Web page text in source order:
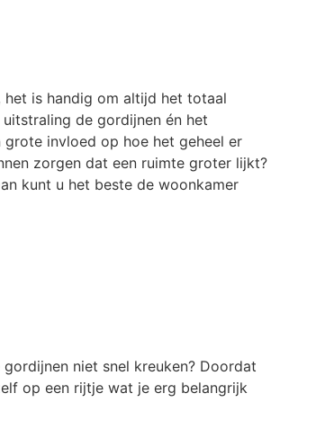
is handig om altijd het totaal
de gordijnen én het
invloed op hoe het geheel er
zorgen dat een ruimte groter lijkt?
kunt u het beste de woonkamer
niet snel kreuken? Doordat
op een rijtje wat je erg belangrijk